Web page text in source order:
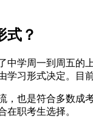
式？
中学周一到周五的
学习形式决定。目
，也是符合多数成
在职考生选择。